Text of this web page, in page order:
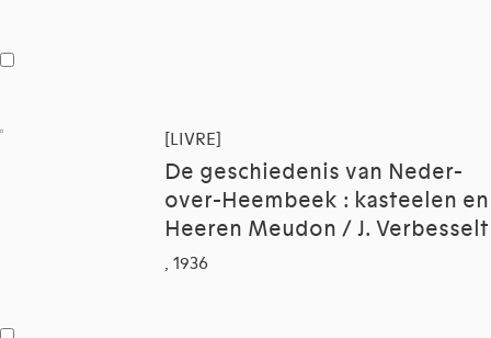
[LIVRE]
De geschiedenis van Neder-
over-Heembeek : kasteelen en
Heeren Meudon / J. Verbesselt
, 1936